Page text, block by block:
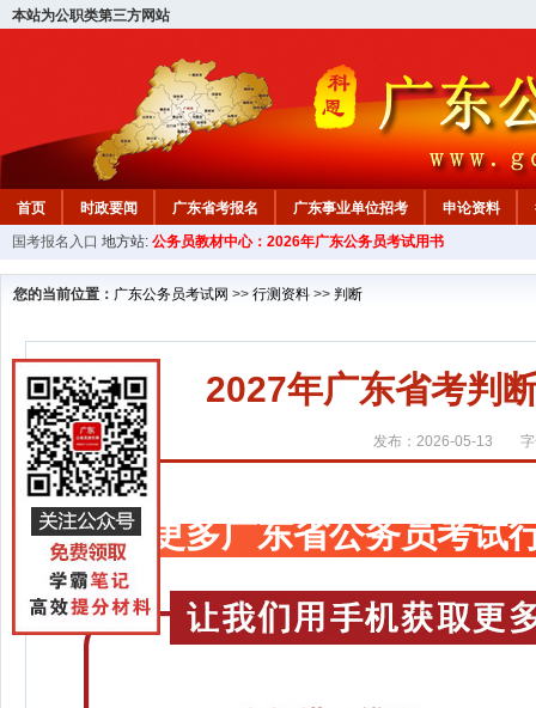
本站为公职类第三方网站
首页 时政要闻 广东省考报名 广东事业单位招考 申论资料
国考报名入口 地方站: 公务员教材中心：2026年广东公务员考试用书
您的当前位置： 广东公务员考试网 >> 行测资料 >> 判断
2027年广东省考判
发布：2026-05-13
更多广东省公务员考试